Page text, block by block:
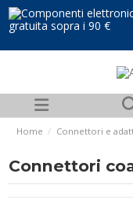
gratuita sopra i 90 €
Home Connettori e
Connettori